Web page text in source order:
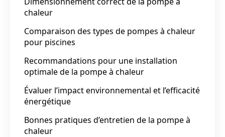
chaleur
Comparaison des types de pompes à chaleur
pour piscines
Recommandations pour une installation
optimale de la pompe à chaleur
Évaluer l’impact environnemental et l’efficacité
énergétique
Bonnes pratiques d’entretien de la pompe à
chaleur